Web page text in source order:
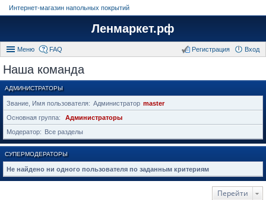
Интернет-магазин напольных покрытий
Ленмаркет.рф
Меню FAQ Вход
Регистрация
Наша команда
АДМИНИСТРАТОРЫ
Звание, Имя пользователя Администратор master
Основная группа
Администраторы
Модератор
Все разделы
СУПЕРМОДЕРАТОРЫ
Не найдено ни одного пользователя по заданным критериям
Перейти